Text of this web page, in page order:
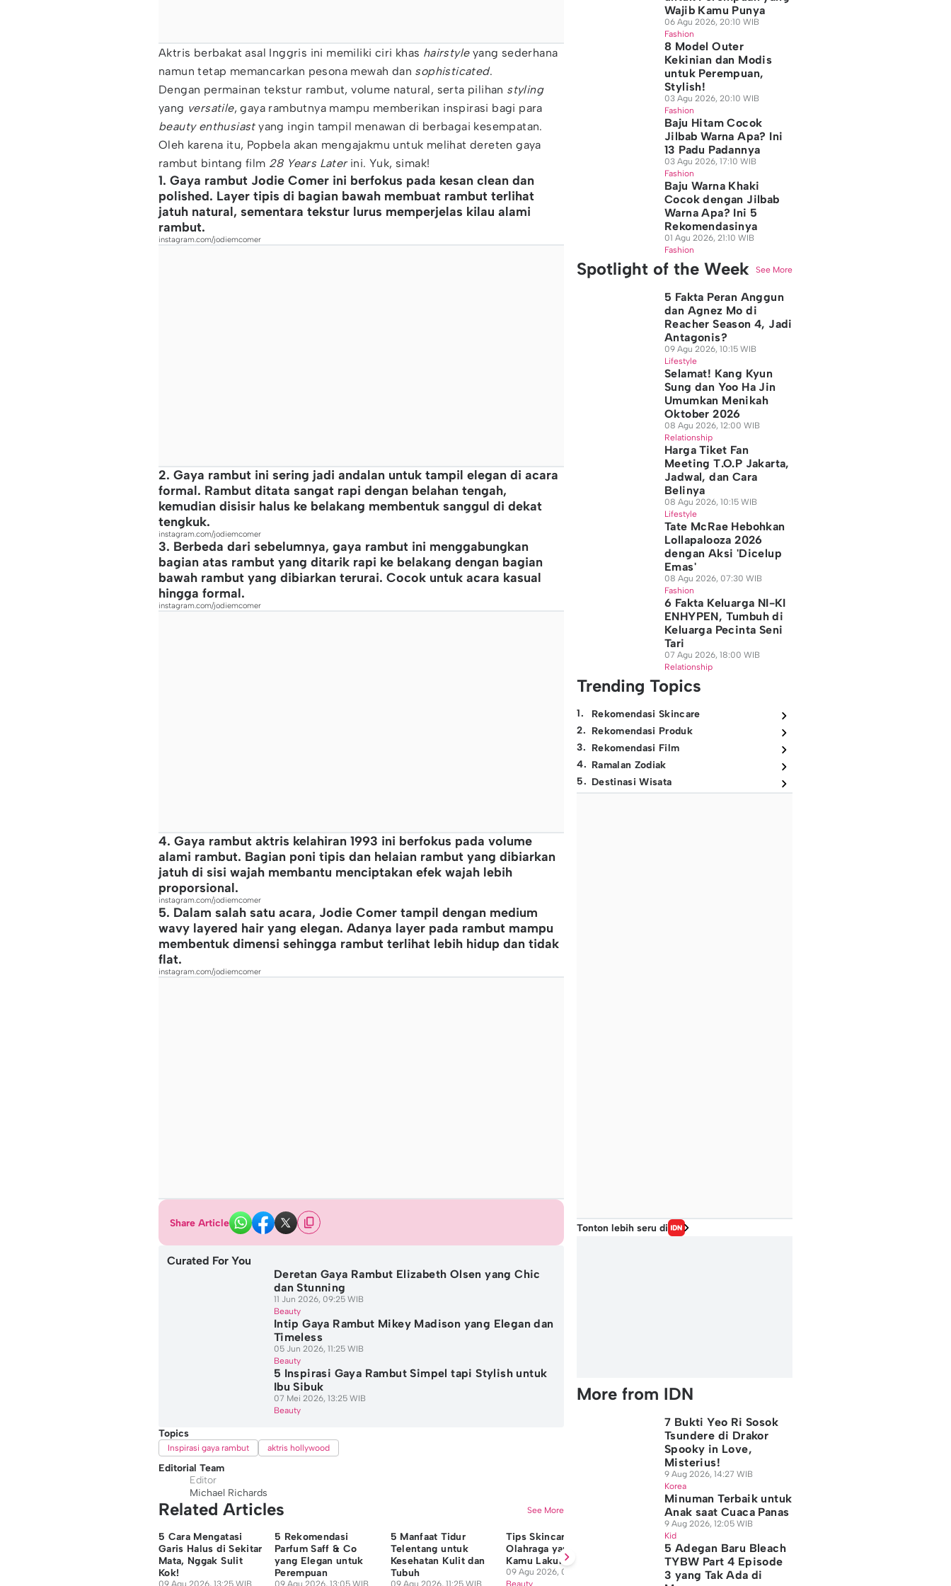
Aktris berbakat asal Inggris ini memiliki ciri khas hairstyleyang sederhana
namun tetap memancarkan pesona mewah dan sophisticated.
Dengan permainan tekstur rambut, volume natural, serta pilihan styling
yang versatile, gaya rambutnya mampu memberikan inspirasi bagi para
beauty enthusiastyang ingin tampil menawan di berbagai kesempatan.
Oleh karena itu, Popbela akan mengajakmu untuk melihat dereten gaya
rambut bintang film 28 Years Laterini. Yuk, simak!
1. Gaya rambut Jodie Comer ini berfokus pada kesan clean dan
polished. Layer tipis di bagian bawah membuat rambut terlihat
jatuh natural, sementara tekstur lurus memperjelas kilau alami
rambut.
instagram.com/jodiemcomer
2. Gaya rambut ini sering jadi andalan untuk tampil elegan di acara
formal. Rambut ditata sangat rapi dengan belahan tengah,
kemudian disisir halus ke belakang membentuk sanggul di dekat
tengkuk.
instagram.com/jodiemcomer
3. Berbeda dari sebelumnya, gaya rambut ini menggabungkan
bagian atas rambut yang ditarik rapi ke belakang dengan bagian
bawah rambut yang dibiarkan terurai. Cocok untuk acara kasual
hingga formal.
instagram.com/jodiemcomer
4. Gaya rambut aktris kelahiran 1993 ini berfokus pada volume
alami rambut. Bagian poni tipis dan helaian rambut yang dibiarkan
jatuh di sisi wajah membantu menciptakan efek wajah lebih
proporsional.
instagram.com/jodiemcomer
5. Dalam salah satu acara, Jodie Comer tampil dengan medium
wavy layered hair yang elegan. Adanya layer pada rambut mampu
membentuk dimensi sehingga rambut terlihat lebih hidup dan tidak
flat.
instagram.com/jodiemcomer
Share Article
Curated For You
Deretan Gaya Rambut Elizabeth Olsen yang Chic
dan Stunning
11 Jun 2026, 09:25 WIB
Beauty
Intip Gaya Rambut Mikey Madison yang Elegan dan
Timeless
05 Jun 2026, 11:25 WIB
Beauty
5 Inspirasi Gaya Rambut Simpel tapi Stylish untuk
Ibu Sibuk
07 Mei 2026, 13:25 WIB
Beauty
Topics
Inspirasi gaya rambut aktris hollywood
Editorial Team
Editor
Michael Richards
Related Articles See More
5 Cara Mengatasi
Garis Halus di Sekitar
Mata, Nggak Sulit
Kok!
09 Agu 2026, 13:25 WIB
5 Rekomendasi
Parfum Saff & Co
yang Elegan untuk
Perempuan
09 Agu 2026, 13:05 WIB
5 Manfaat Tidur
Telentang untuk
Kesehatan Kulit dan
Tubuh
09 Agu 2026, 11:25 WIB
Tips Skincare Setelah
Olahraga yang Wajib
Kamu Lakukan
09 Agu 2026, 09:25 WIB
Beauty
10 Rekomendasi Krim
Malam yang Bagus
untuk Kulit
09 Agu 2026, 07:05 WIB
Mask Lokal yang
Efektif Menutrisi
Bibir
Wajib Kamu Punya
06 Agu 2026, 20:10 WIB
Fashion
8 Model Outer
Kekinian dan Modis
untuk Perempuan,
Stylish!
03 Agu 2026, 20:10 WIB
Fashion
Baju Hitam Cocok
Jilbab Warna Apa? Ini
13 Padu Padannya
03 Agu 2026, 17:10 WIB
Fashion
Baju Warna Khaki
Cocok dengan Jilbab
Warna Apa? Ini 5
Rekomendasinya
01 Agu 2026, 21:10 WIB
Fashion
Spotlight of the Week See More
5 Fakta Peran Anggun
dan Agnez Mo di
Reacher Season 4, Jadi
Antagonis?
09 Agu 2026, 10:15 WIB
Lifestyle
Selamat! Kang Kyun
Sung dan Yoo Ha Jin
Umumkan Menikah
Oktober 2026
08 Agu 2026, 12:00 WIB
Relationship
Harga Tiket Fan
Meeting T.O.P Jakarta,
Jadwal, dan Cara
Belinya
08 Agu 2026, 10:15 WIB
Lifestyle
Tate McRae Hebohkan
Lollapalooza 2026
dengan Aksi 'Dicelup
Emas'
08 Agu 2026, 07:30 WIB
Fashion
6 Fakta Keluarga NI-KI
ENHYPEN, Tumbuh di
Keluarga Pecinta Seni
Tari
07 Agu 2026, 18:00 WIB
Relationship
Trending Topics
1.
Rekomendasi Skincare
2. Rekomendasi Produk
3. Rekomendasi Film
4. Ramalan Zodiak
5. Destinasi Wisata
Tonton lebih seru di
More from IDN
7 Bukti Yeo Ri Sosok
Tsundere di Drakor
Spooky in Love,
Misterius!
9 Aug 2026, 14:27 WIB
Korea
Minuman Terbaik untuk
Anak saat Cuaca Panas
9 Aug 2026, 12:05 WIB
Kid
5 Adegan Baru Bleach
TYBW Part 4 Episode
3 yang Tak Ada di